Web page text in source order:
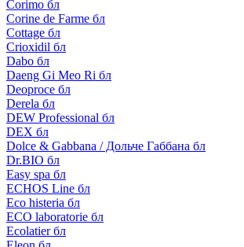
Corimo бл
Corine de Farme бл
Cottage бл
Crioxidil бл
Dabo бл
Daeng Gi Meo Ri бл
Deoproce бл
Derela бл
DEW Professional бл
DEX бл
Dolce & Gabbana / Дольче Габбана бл
Dr.BIO бл
Easy spa бл
ECHOS Line бл
Eco histeria бл
ECO laboratorie бл
Ecolatier бл